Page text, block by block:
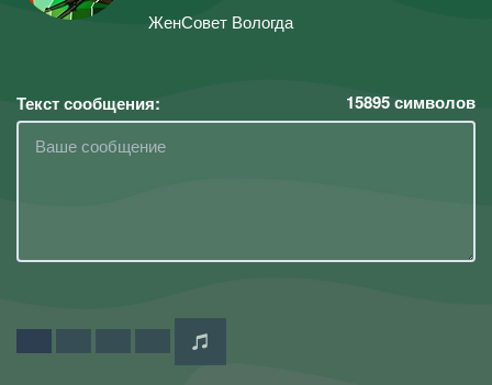
ЖенСовет Вологда
Текст сообщения: 15895символов